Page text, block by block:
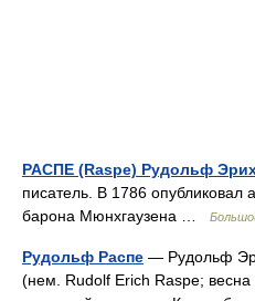
РАСПЕ (Raspe) Рудольф
писатель. В 1786 опубликовал
барона Мюнхгаузена …
Рудольф Распе — Рудольф
(нем. Rudolf Erich Raspe;